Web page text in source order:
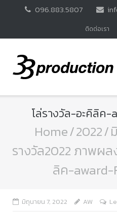
096.883.5807
ติดต่อเรา
โล่รางวัล-อะคิลิค-
Home/2022/
รางวัล2022 ภาพผล
ลิค-award-
มิถุนายน 7, 2022 AW